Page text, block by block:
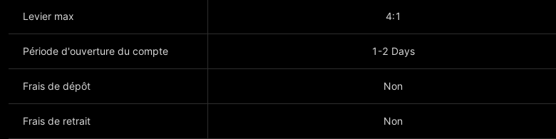
Levier max 4:1
Période d'ouverture du compte 1-2 Days
Frais de dépôt Non
Frais de retrait Non